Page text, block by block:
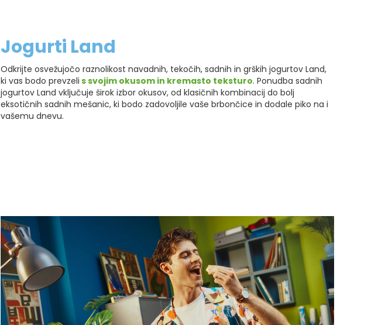
Jogurti Land
Odkrijte osvežujočo raznolikost navadnih, tekočih, sadnih in grških jogurtov Land,
ki vas bodo prevzeli s svojim okusom in kremasto teksturo. Ponudba sadnih
jogurtov Land vključuje širok izbor okusov, od klasičnih kombinacij do bolj
eksotičnih sadnih mešanic, ki bodo zadovoljile vaše brbončice in dodale piko na i
vašemu dnevu.